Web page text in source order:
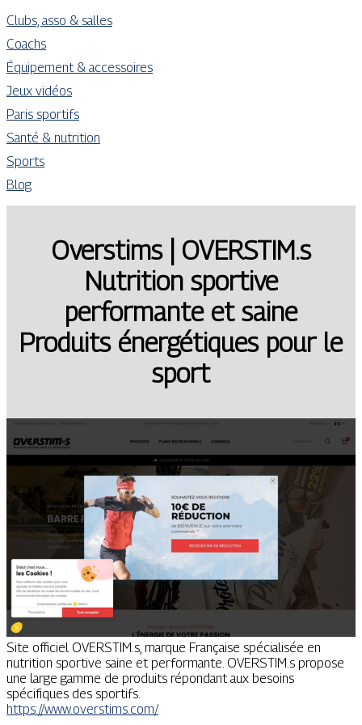
Clubs, asso & salles
Coachs
Équipement & accessoires
Jeux vidéos
Paris sportifs
Santé & nutrition
Sports
Blog
Overstims | OVERSTIM.s
Nutrition sportive
performante et saine
Produits énergéti­ques pour le
sport
Site officiel OVERSTIM.s, marque Française spécialisée en
nutrition sportive saine et performante. OVERSTIM.s propose
une large gamme de produits répondant aux besoins
spécifiques des sportifs.
https://www.overstims.com/